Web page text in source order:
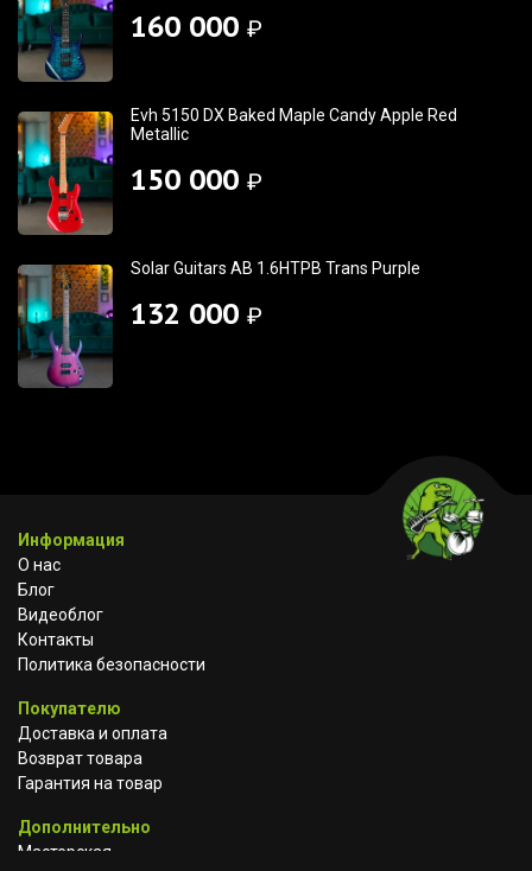
160 000 ₽
Evh 5150 DX Baked Maple Candy Apple Red
Metallic
150 000 ₽
Solar Guitars AB 1.6HTPB Trans Purple
132 000 ₽
Информация
О нас
Блог
Видеоблог
Контакты
Политика безопасности
Покупателю
Доставка и оплата
Возврат товара
Гарантия на товар
Дополнительно
Мастерская